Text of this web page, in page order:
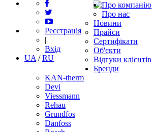
Реєстрація
|
Вхід
UA /RU
Про компанію
Про нас
Новини
Прайси
Сертифікати
Об'єкти
Відгуки клієнтів
Бренди
KAN-therm
Devi
Viessmann
Rehau
Grundfos
Danfoss